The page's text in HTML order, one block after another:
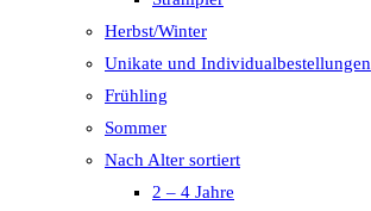
Herbst/Winter
Unikate und Individualbestellungen
Frühling
Sommer
Nach Alter sortiert
2 – 4 Jahre